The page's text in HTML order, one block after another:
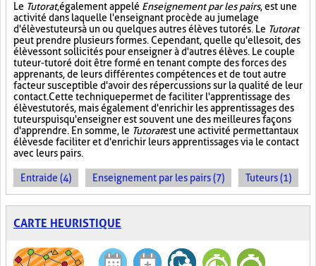
Le Tutorat, également appelé Enseignement par les pairs, est une
activité dans laquelle l'enseignant procède au jumelage
d'élèves tuteurs à un ou quelques autres élèves tutorés. Le Tutorat
peut prendre plusieurs formes. Cependant, quelle qu'elle soit, des
élèves sont sollicités pour enseigner à d'autres élèves. Le couple
tuteur-tutoré doit être formé en tenant compte des forces des
apprenants, de leurs différentes compétences et de tout autre
facteur susceptible d'avoir des répercussions sur la qualité de leur
contact. Cette technique permet de faciliter l'apprentissage des
élèves tutorés, mais également d'enrichir les apprentissages des
tuteurs puisqu'enseigner est souvent une des meilleures façons
d'apprendre. En somme, le Tutoratest une activité permettant aux
élèves de faciliter et d'enrichir leurs apprentissages via le contact
avec leurs pairs.
Entraide (4) Enseignement par les pairs (7) Tuteurs (1)
CARTE HEURISTIQUE